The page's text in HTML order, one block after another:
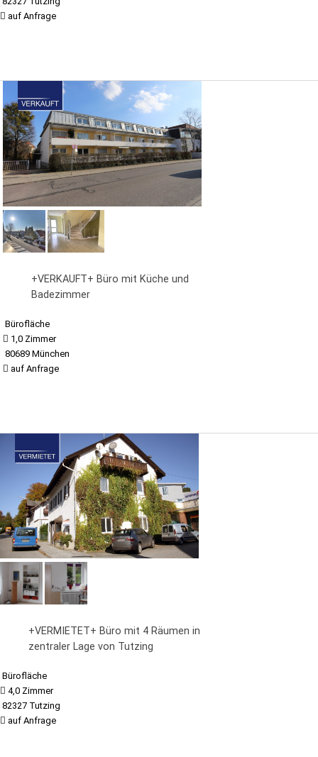
auf Anfrage
+VERKAUFT+ Büro mit Küche und
Badezimmer
Bürofläche
1,0 Zimmer
80689 München
auf Anfrage
+VERMIETET+ Büro mit 4 Räumen in
zentraler Lage von Tutzing
Bürofläche
4,0 Zimmer
82327 Tutzing
auf Anfrage